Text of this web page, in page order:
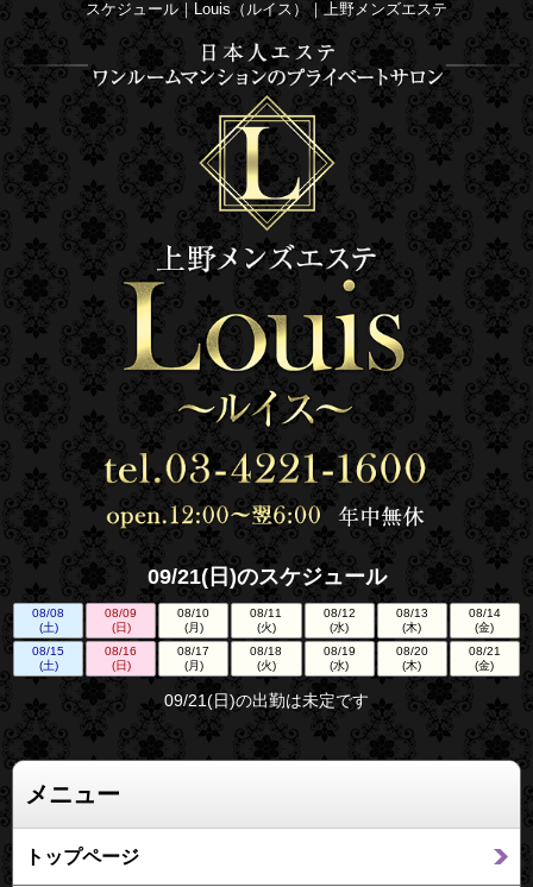
スケジュール｜Louis（ルイス）｜上野メンズエステ
09/21(日)のスケジュール
08/08
(土)
08/09
(日)
08/10
(月)
08/11
(火)
08/12
(水)
08/13
(木)
08/14
(金)
08/15
(土)
08/16
(日)
08/17
(月)
08/18
(火)
08/19
(水)
08/20
(木)
08/21
(金)
09/21(日)の出勤は未定です
メニュー
トップページ